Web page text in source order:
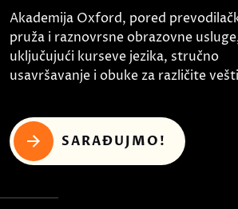
Akademija Oxford, pored
pruža i raznovrsne obrazovne
uključujući kurseve jezika, stručno
usavršavanje i obuke za različite
SARAĐUJMO!